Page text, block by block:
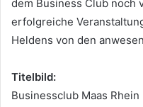
dem Business Club noch
erfolgreiche
Heldens von den
Titelbild:
Businessclub Maas Rhein